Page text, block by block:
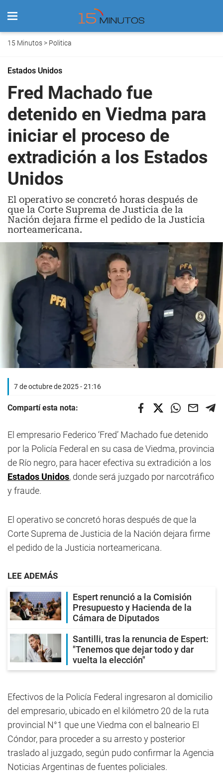
15 Minutos> Politica
Estados Unidos
Fred Machado fue
detenido en Viedma para
iniciar el proceso de
extradición a los Estados
Unidos
El operativo se concretó horas después de
que la Corte Suprema de Justicia de la
Nación dejara firme el pedido de la Justicia
norteamericana.
7 de octubre de 2025 - 21:16
Compartí esta nota:
El empresario Federico ‘Fred’ Machado fue detenido
por la Policía Federal en su casa de Viedma, provincia
de Río negro, para hacer efectiva su extradición a los
Estados Unidos, donde será juzgado por narcotráfico
y fraude.
El operativo se concretó horas después de que la
Corte Suprema de Justicia de la Nación dejara firme
el pedido de la Justicia norteamericana.
LEE ADEMÁS
Espert renunció a la Comisión
Presupuesto y Hacienda de la
Cámara de Diputados
Santilli, tras la renuncia de Espert:
"Tenemos que dejar todo y dar
vuelta la elección"
Efectivos de la Policía Federal ingresaron al domicilio
del empresario, ubicado en el kilómetro 20 de la ruta
provincial N°1 que une Viedma con el balneario El
Cóndor, para proceder a su arresto y posterior
traslado al juzgado, según pudo confirmar la Agencia
Noticias Argentinas de fuentes policiales.